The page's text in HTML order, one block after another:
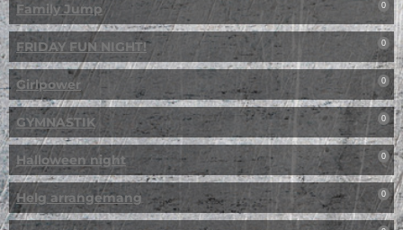
Family Jump 0
FRIDAY FUN NIGHT! 0
Girlpower 0
GYMNASTIK 0
Halloween night 0
Helg arrangemang 0